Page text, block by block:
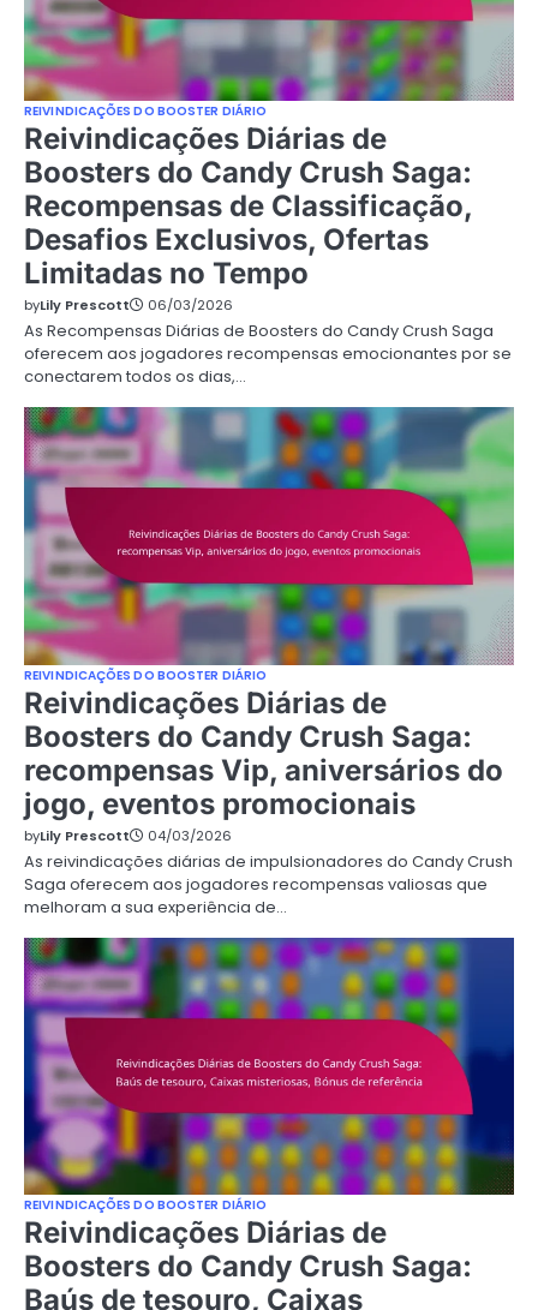
REIVINDICAÇÕES DO BOOSTER DIÁRIO
Reivindicações Diárias de
Boosters do Candy Crush Saga:
Recompensas de Classificação,
Desafios Exclusivos, Ofertas
Limitadas no Tempo
byLily Prescott 06/03/2026
As Recompensas Diárias de Boosters do Candy Crush Saga
oferecem aos jogadores recompensas emocionantes por se
conectarem todos os dias,…
REIVINDICAÇÕES DO BOOSTER DIÁRIO
Reivindicações Diárias de
Boosters do Candy Crush Saga:
recompensas Vip, aniversários do
jogo, eventos promocionais
byLily Prescott 04/03/2026
As reivindicações diárias de impulsionadores do Candy Crush
Saga oferecem aos jogadores recompensas valiosas que
melhoram a sua experiência de…
REIVINDICAÇÕES DO BOOSTER DIÁRIO
Reivindicações Diárias de
Boosters do Candy Crush Saga:
Baús de tesouro, Caixas